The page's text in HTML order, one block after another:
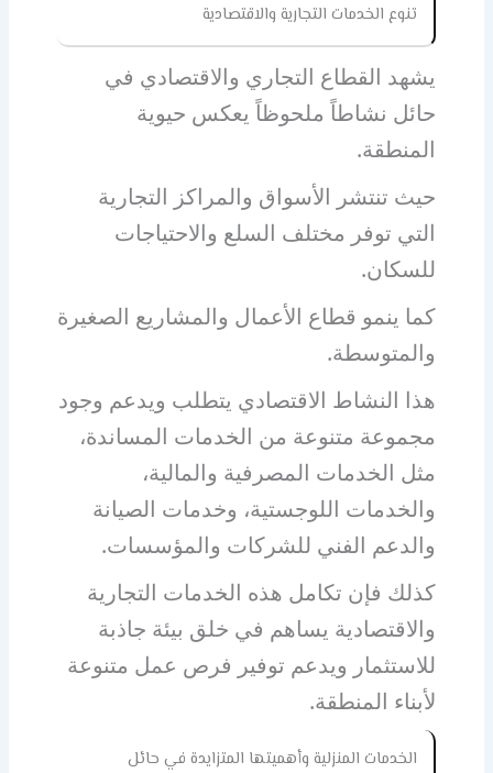
تنوع الخدمات التجارية والاقتصادية
يشهد القطاع التجاري والاقتصادي في
حائل نشاطاً ملحوظاً يعكس حيوية
المنطقة.
حيث تنتشر الأسواق والمراكز التجارية
التي توفر مختلف السلع والاحتياجات
للسكان.
كما ينمو قطاع الأعمال والمشاريع الصغيرة
والمتوسطة.
هذا النشاط الاقتصادي يتطلب ويدعم وجود
مجموعة متنوعة من الخدمات المساندة،
مثل الخدمات المصرفية والمالية،
والخدمات اللوجستية، وخدمات الصيانة
والدعم الفني للشركات والمؤسسات.
كذلك فإن تكامل هذه الخدمات التجارية
والاقتصادية يساهم في خلق بيئة جاذبة
للاستثمار ويدعم توفير فرص عمل متنوعة
لأبناء المنطقة.
الخدمات المنزلية وأهميتها المتزايدة في حائل